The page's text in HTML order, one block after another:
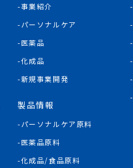
事業紹介
パーソナルケア
医薬品
化成品
新規事業開発
製品情報
パーソナルケア原料
医薬品原料
化成品/食品原料